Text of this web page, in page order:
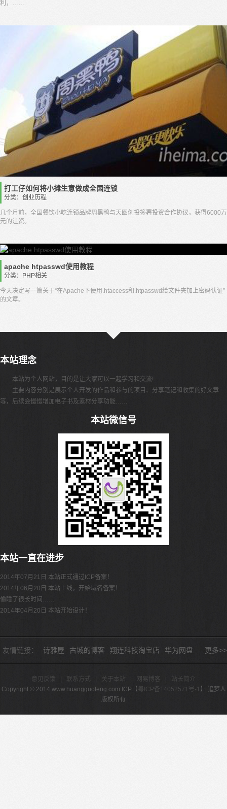
利，……
打工仔如何将小摊生意做成全国连锁
分类： 创业历程
几个月前，全国餐饮小吃连锁品牌周黑鸭与天图创投签署投资合作协议，获得6000万
元的注资。
apache htpasswd使用教程
分类： PHP相关
今天决定写一篇关于“在Apache下使用.htaccess和.htpasswd给文件夹加上密码认证”
的文章。
本站理念
本站为个人网站，目的是让大家可以一起学习和交流!
主要内容分别是展示个人开发的作品和参与的项目、分享笔记和收集的好文章
等，后续会慢慢增加电子书及素材分享功能……
本站微信号
本站一直在进步
2014年07月21日 本站正式通过ICP备案！
2014年06月20日 本站上线，开始域名备案！
偷睡了很长时间……
2014年04月20日 本站开始设计！
友情链接： 诗雅屋 古城的博客 翔连科技淘宝店 华为网盘 更多>>
意见反馈 | 联系方式 | 关于本站 | 网易博客 |
站长简介
Copyright © 2014 www.huangguofeng.com ICP【 粤ICP备14052571号-1 】 追梦人
版权所有